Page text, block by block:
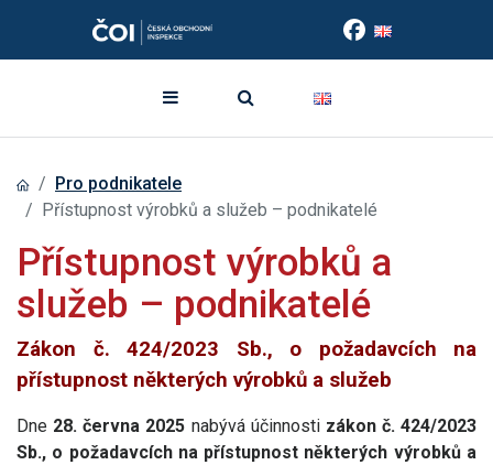
Pro podnikatele
Přístupnost výrobků a služeb – podnikatelé
Přístupnost výrobků a
služeb – podnikatelé
Zákon č. 424/2023 Sb., o požadavcích na
přístupnost některých výrobků a služeb
Dne 28. června 2025 nabývá účinnosti zákon č. 424/2023
Sb., o požadavcích na přístupnost některých výrobků a